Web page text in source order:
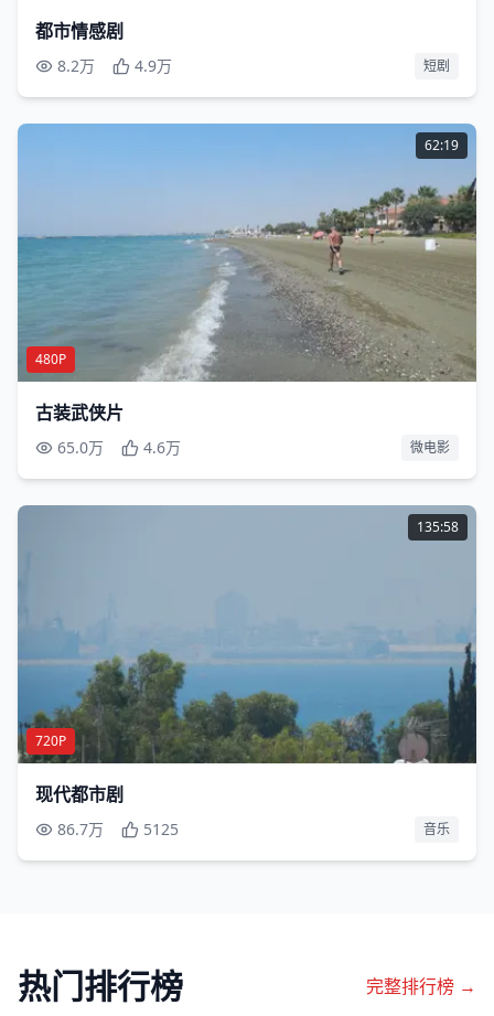
都市情感剧
8.2万 4.9万 短剧
62:19
480P
古装武侠片
65.0万 4.6万 微电影
135:58
720P
现代都市剧
86.7万 5125 音乐
热门排行榜 完整排行榜 →